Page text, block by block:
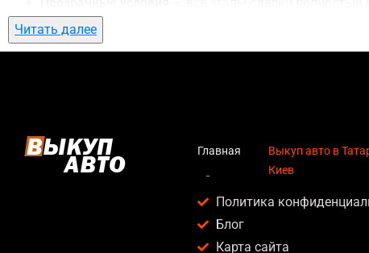
Гибкий подход
Честные цены— предлагаем до 95% от рыночной
Кому подойдет выкуп авто в Татарка,
Услуга выкуп авто в Татарка, Киев актуальна для:
Владельцев автомобилей после аварии, когда
Читать далее
Главная
Выкуп авто в
Киев
Политика
Блог
Карта сайта